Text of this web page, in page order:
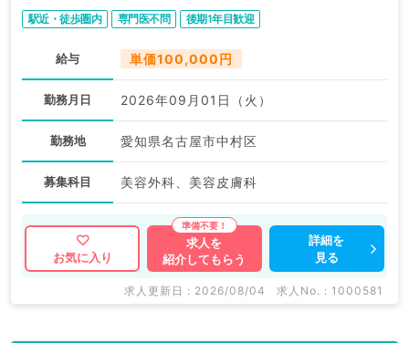
駅近・徒歩圏内 専門医不問 後期1年目歓迎
給与 単価100,000円
勤務月日 2026年09月01日（火）
勤務地 愛知県名古屋市中村区
募集科目 美容外科、美容皮膚科
お気に入り
求人を
紹介してもらう
詳細を
見る
求人更新日 : 2026/08/04 求人No. : 1000581